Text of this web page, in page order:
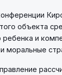
объекта
и
моральные